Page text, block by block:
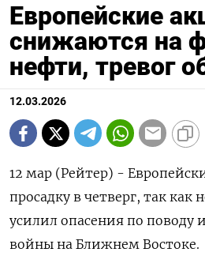
Европейские
снижаются на
нефти, тревог
12.03.2026
12 мар (Рейтер) -
просадку в четверг, ‌так как
усилил опасения ​по
⁠войны ‌на Ближнем Востоке.